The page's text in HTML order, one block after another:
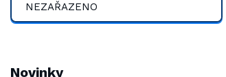
NEZAŘAZENO
Novinky